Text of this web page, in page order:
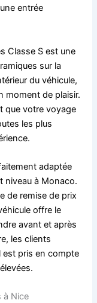
entrée
Classe S est une
sur la
du véhicule,
moment de plaisir.
que votre voyage
les plus
adaptée
niveau à Monaco.
de remise de prix
offre le
avant et après
les clients
est pris en compte
à Nice